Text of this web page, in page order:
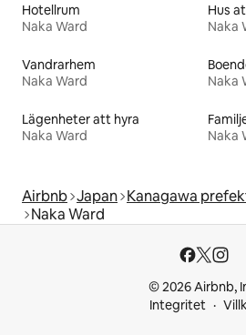
Hotellrum
Naka Ward
Hus
Naka
Vandrarhem
Naka Ward
Naka
Lägenheter att hyra
Naka Ward
Naka
Airbnb Japan Kanagawa
Naka Ward
© 2026 Airbnb,
Integritet